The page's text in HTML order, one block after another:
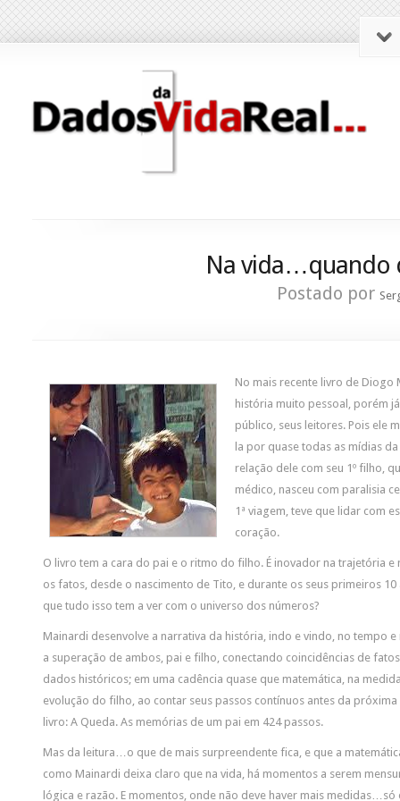
Na vida…quando
Postado por
No mais recente livro de Diogo
história muito pessoal, porém
público, seus leitores. Pois ele
la por quase todas as mídias
relação dele com seu 1º filho,
médico, nasceu com paralisia
1ª viagem, teve que lidar com
coração.
O livro tem a cara do pai e o ritmo do filho. É inovador na trajetória
os fatos, desde o nascimento de Tito, e durante os seus primeiros
que tudo isso tem a ver com o universo dos números?
Mainardi desenvolve a narrativa da história, indo e vindo, no tempo
a superação de ambos, pai e filho, conectando coincidências de
dados históricos; em uma cadência quase que matemática, na
evolução do filho, ao contar seus passos contínuos antes da
livro: A Queda. As memórias de um pai em 424 passos.
Mas da leitura…o que de mais surpreendente fica, e que a
como Mainardi deixa claro que na vida, há momentos a serem
lógica e razão. E momentos, onde não deve haver mais medidas…só